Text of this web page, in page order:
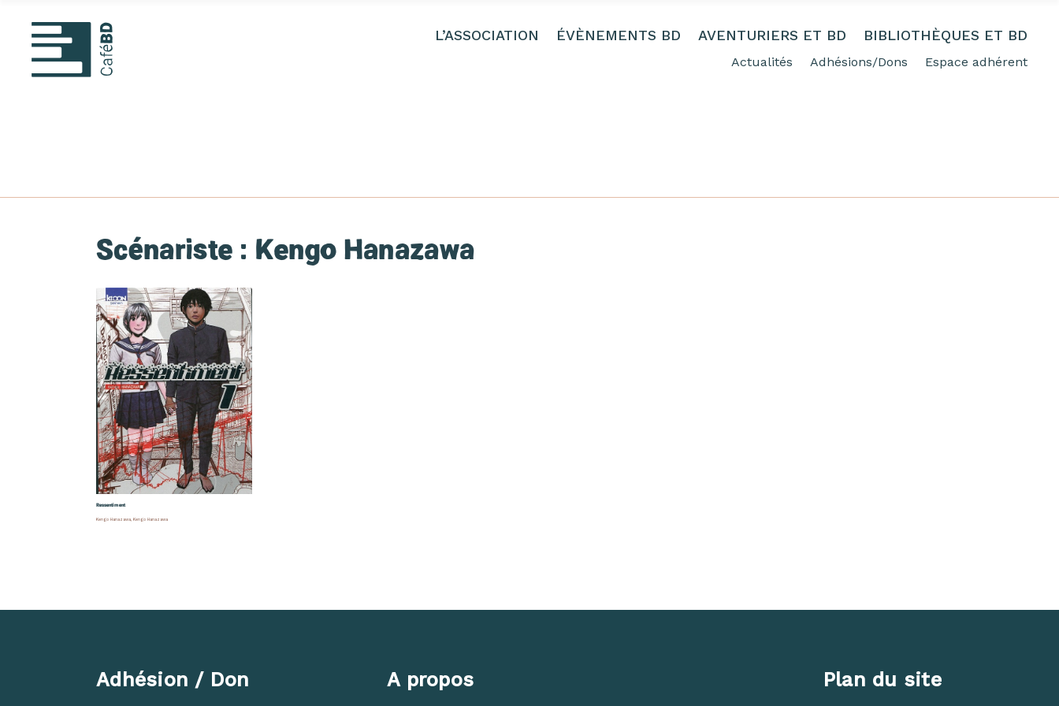
L’ASSOCIATION ÉVÈNEMENTS BD AVENTURIERS ET BD BIBLIOTHÈQUES ET BD
Actualités Adhésions/Dons Espace adhérent
Scénariste : Kengo Hanazawa
Ressentiment
Kengo Hanazawa Kengo Hanazawa
Adhésion / Don A propos Plan du site